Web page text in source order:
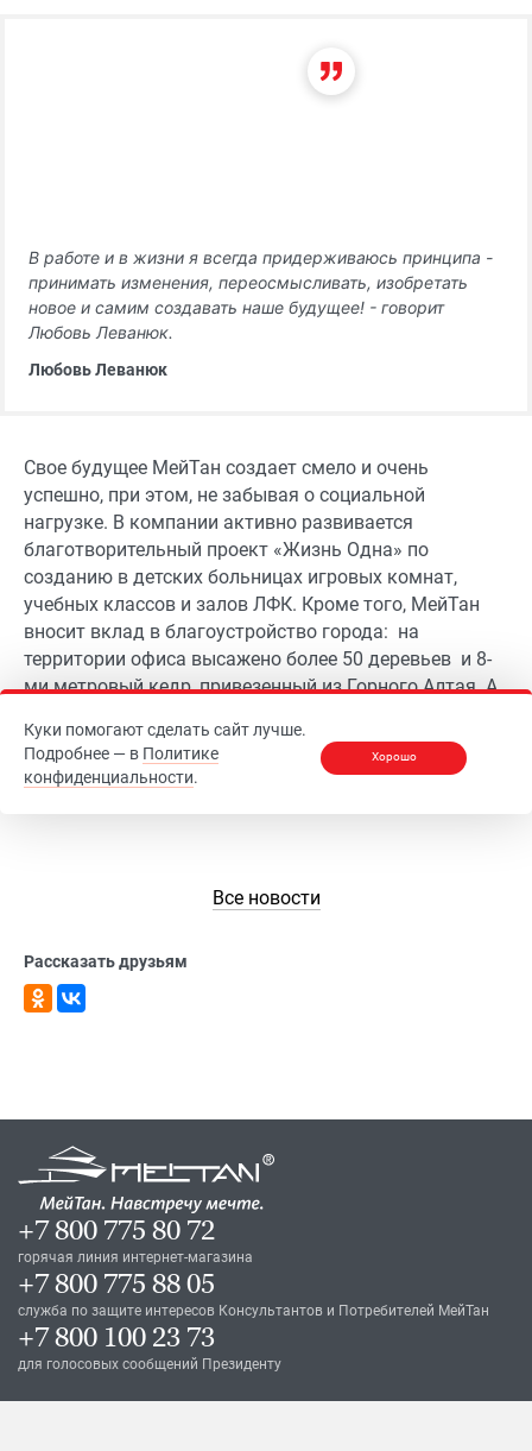
В работе и в жизни я всегда придерживаюсь принципа -
принимать изменения, переосмысливать, изобретать
новое и самим создавать наше будущее! - говорит
Любовь Леванюк.
Любовь Леванюк
Свое будущее МейТан создает смело и очень
успешно, при этом, не забывая о социальной
нагрузке. В компании активно развивается
благотворительный проект «Жизнь Одна» по
созданию в детских больницах игровых комнат,
учебных классов и залов ЛФК. Кроме того, МейТан
вносит вклад в благоустройство города: на
территории офиса высажено более 50 деревьев и 8-
ми метровый кедр, привезенный из Горного Алтая. А
сортовая клубника. Недаром говорят, что если
создать вокруг себя красоту, то появляется желание
полноценно жить, работать и творить!
Все новости
Рассказать друзьям
+7 800 775 80 72
горячая линия интернет-магазина
+7 800 775 88 05
служба по защите интересов Консультантов и Потребителей МейТан
+7 800 100 23 73
для голосовых сообщений Президенту
Куки помогают сделать сайт лучше.
Подробнее — в Политике
конфиденциальности.
Хорошо